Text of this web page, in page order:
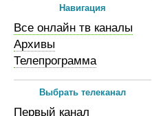
Навигация
Все онлайн тв каналы
Архивы
Телепрограмма
Выбрать телеканал
Первый канал